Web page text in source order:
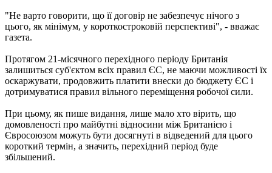
"Не варто говорити, що її договір не забезпечує нічого з
цього, як мінімум, у короткостроковій перспективі", - вважає
газета.
Протягом 21-місячного перехідного періоду Британія
залишиться суб'єктом всіх правил ЄС, не маючи можливості їх
оскаржувати, продовжить платити внески до бюджету ЄС і
дотримуватися правил вільного переміщення робочої сили.
При цьому, як пише видання, лише мало хто вірить, що
домовленості про майбутні відносини між Британією і
Євросоюзом можуть бути досягнуті в відведений для цього
короткий термін, а значить, перехідний період буде
збільшений.